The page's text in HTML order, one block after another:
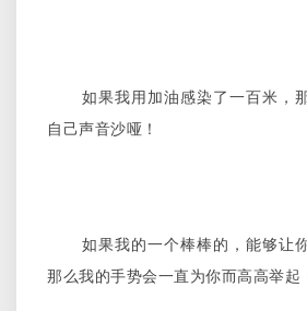
如果我用加油感染了一百米，
自己声音沙哑！
如果我的一个棒棒的，能够让
那么我的手势会一直为你而高高举起